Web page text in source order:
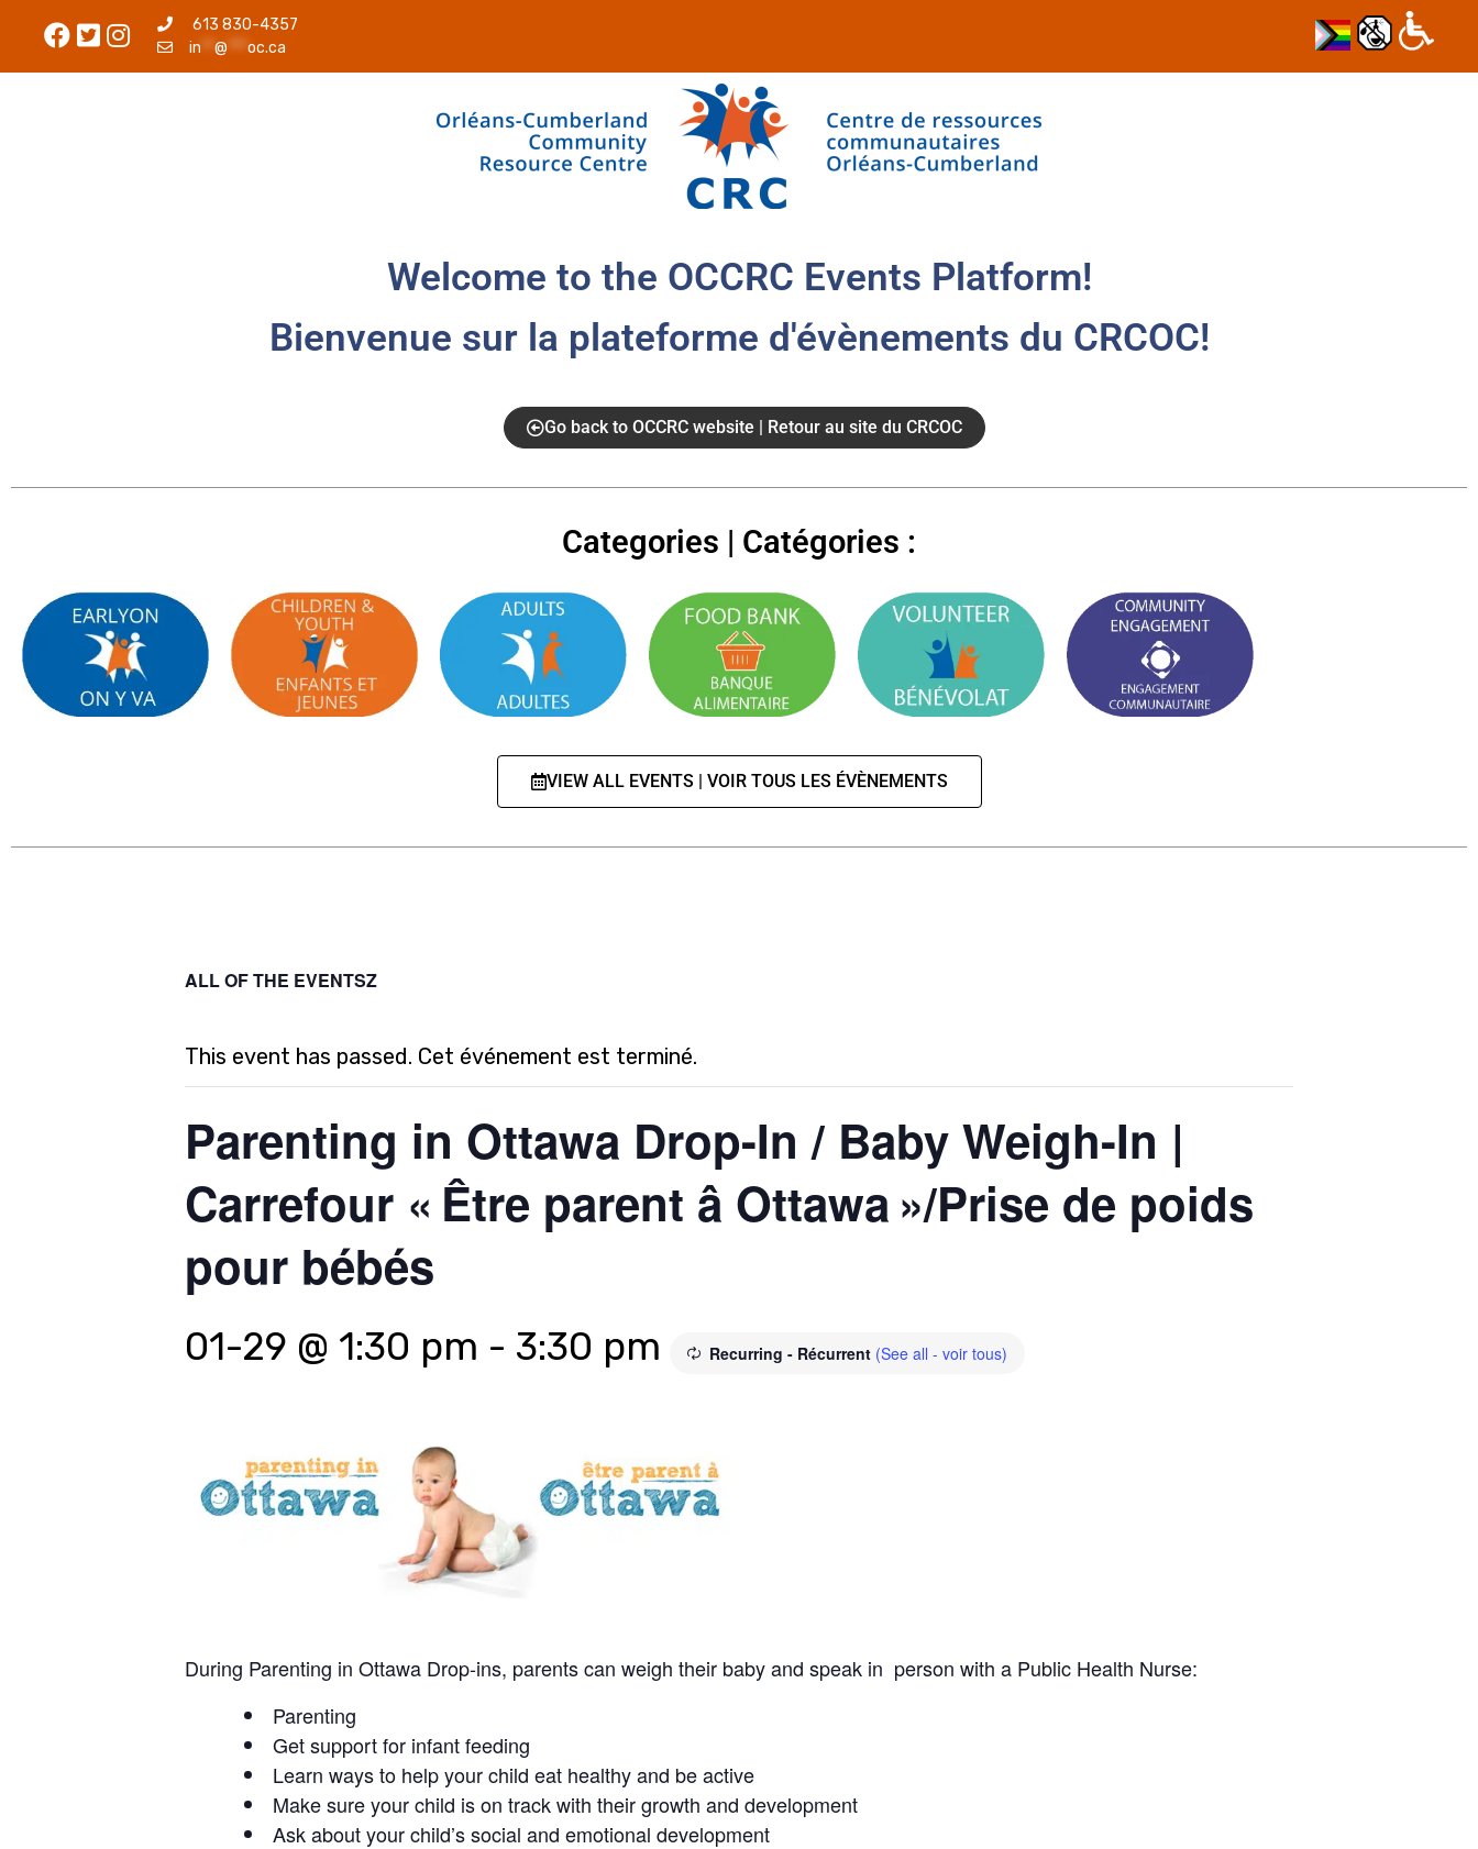
613 830-4357
in ** @ ***oc.ca
Welcome to the OCCRC Events Platform!
Bienvenue sur la plateforme d'évènements du CRCOC!
Go back to OCCRC website | Retour au site du CRCOC
Categories | Catégories :
VIEW ALL EVENTS | VOIR TOUS LES ÉVÈNEMENTS
ALL OF THE EVENTSZ
This event has passed. Cet événement est terminé.
Parenting in Ottawa Drop-In / Baby Weigh-In |
Carrefour « Être parent â Ottawa »/Prise de poids
pour bébés
01-29 @ 1:30 pm - 3:30 pm Recurring - Récurrent (See all - voir tous)
During Parenting in Ottawa Drop-ins, parents can weigh their baby and speak in person with a Public Health Nurse:
Parenting
Get support for infant feeding
Learn ways to help your child eat healthy and be active
Make sure your child is on track with their growth and development
Ask about your child’s social and emotional development